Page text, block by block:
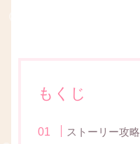
もくじ
ストーリー攻略